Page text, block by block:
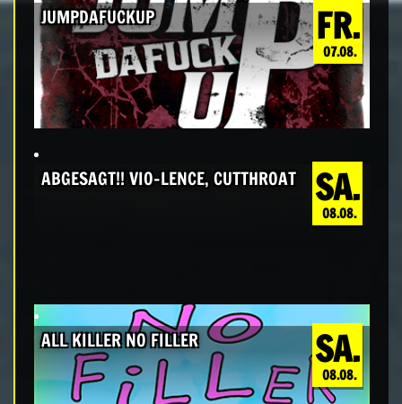
FR.
07.08.
JUMPDAFUCKUP
SA.
08.08.
ABGESAGT!! VIO-LENCE, CUTTHROAT
SA.
08.08.
ALL KILLER NO FILLER